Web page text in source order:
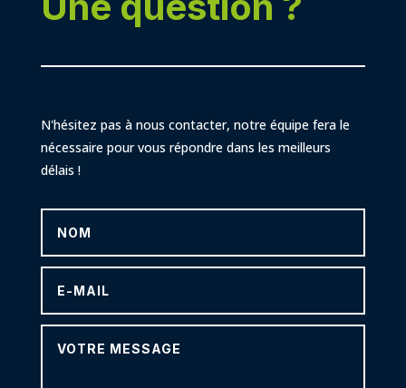
N'hésitez pas à nous contacter, notre équipe fera le
nécessaire pour vous répondre dans les meilleurs
délais !